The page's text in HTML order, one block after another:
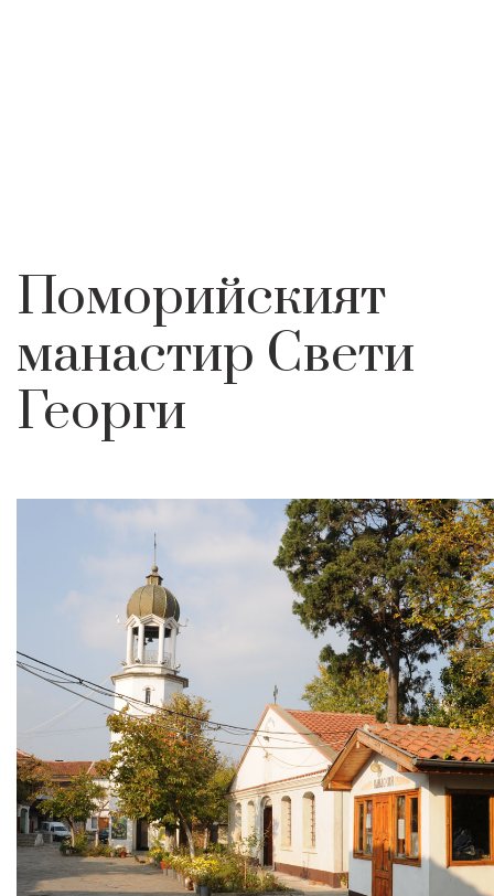
Поморийският
манастир Свети
Георги